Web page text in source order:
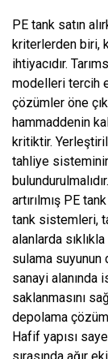
PE tank satın
kriterlerden biri,
ihtiyacıdır.
modelleri tercih
çözümler öne
hammaddenin
kritiktir.
tahliye
artırılmış PE
tank sistemleri,
alanlarda
sulama suyunun
sanayi alanında
saklanmasını
depolama
Hafif yapısı